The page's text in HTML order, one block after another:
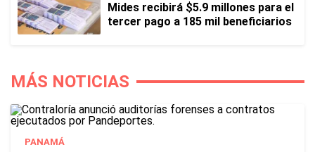
Mides recibirá $5.9 millones para el
tercer pago a 185 mil beneficiarios
MÁS NOTICIAS
PANAMÁ